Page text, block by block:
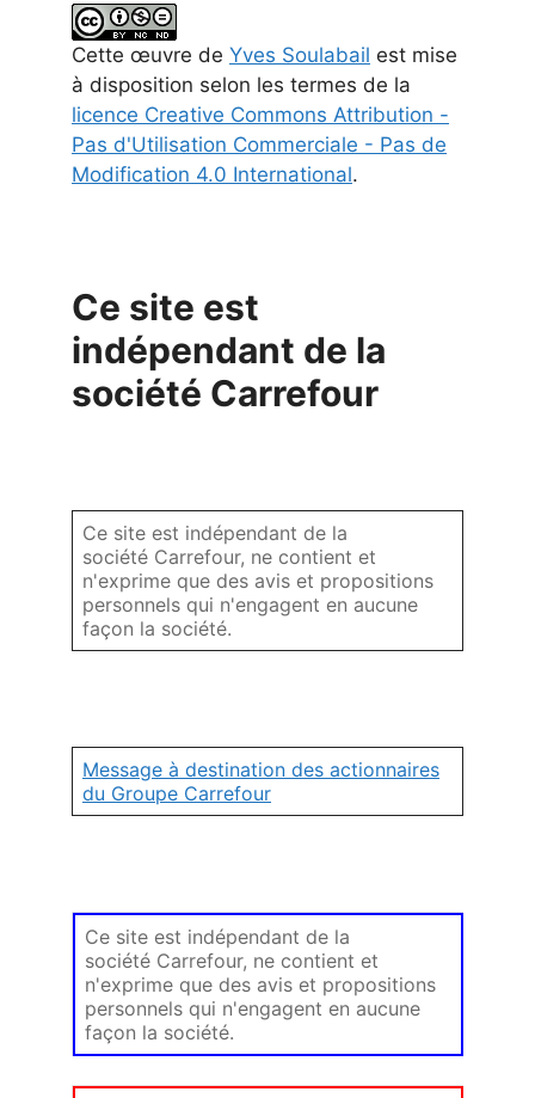
Cette œuvre de Yves Soulabail est mise
à disposition selon les termes de la
licence Creative Commons Attribution -
Pas d'Utilisation Commerciale - Pas de
Modification 4.0 International.
Ce site est
indépendant de la
société Carrefour
Ce site est indépendant de la
société Carrefour, ne contient et
n'exprime que des avis et propositions
personnels qui n'engagent en aucune
façon la société.
Message à destination des actionnaires
du Groupe Carrefour
Ce site est indépendant de la
société Carrefour, ne contient et
n'exprime que des avis et propositions
personnels qui n'engagent en aucune
façon la société.